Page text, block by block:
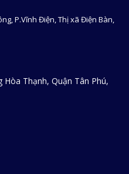
P.Vĩnh Điện, Thị xã Điện Bàn,
Hòa Thạnh, Quận Tân Phú,